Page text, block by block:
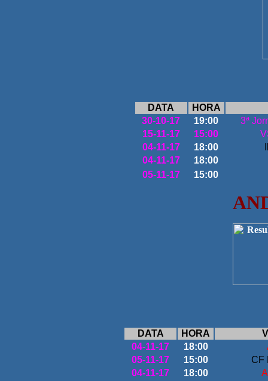
DATA
HORA
30-10-17
19:00
3ª
15-11-17
15:00
04-11-17
18:00
04-11-17
18:00
05-11-17
15:00
DATA HORA
04-11-17
18:00
05-11-17
15:00
CF
04-11-17
18:00